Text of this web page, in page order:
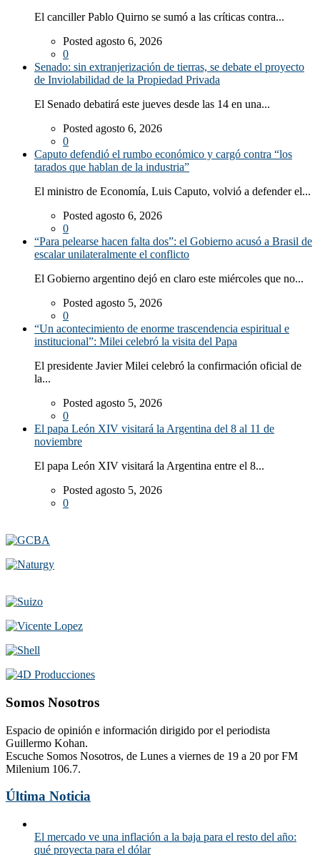
El canciller Pablo Quirno se sumó a las críticas contra...
Posted agosto 6, 2026
0
Senado: sin extranjerización de tierras, se debate el proyecto
de Inviolabilidad de la Propiedad Privada
El Senado debatirá este jueves desde las 14 en una...
Posted agosto 6, 2026
0
Caputo defendió el rumbo económico y cargó contra “los
tarados que hablan de la industria”
El ministro de Economía, Luis Caputo, volvió a defender el...
Posted agosto 6, 2026
0
“Para pelearse hacen falta dos”: el Gobierno acusó a Brasil de
escalar unilateralmente el conflicto
El Gobierno argentino dejó en claro este miércoles que no...
Posted agosto 5, 2026
0
“Un acontecimiento de enorme trascendencia espiritual e
institucional”: Milei celebró la visita del Papa
El presidente Javier Milei celebró la confirmación oficial de
la...
Posted agosto 5, 2026
0
El papa León XIV visitará la Argentina del 8 al 11 de
noviembre
El papa León XIV visitará la Argentina entre el 8...
Posted agosto 5, 2026
0
Somos Nosotros
Espacio de opinión e información dirigido por el periodista
Guillermo Kohan.
Escuche Somos Nosotros, de Lunes a viernes de 19 a 20 por FM
Milenium 106.7.
Última Noticia
El mercado ve una inflación a la baja para el resto del año:
qué proyecta para el dólar